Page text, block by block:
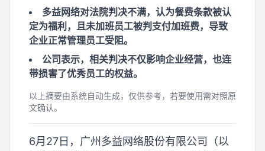
多益网络对法院判决不满，认为餐费条款被认
定为福利，且未加班员工被判支付加班费，导致
企业正常管理员工受阻。
公司表示，相关判决不仅影响企业经营，也连
带损害了优秀员工的权益。
以上摘要由系统自动生成，仅供参考，若要使用需对照原
文确认。
6月27日，广州多益网络股份有限公司（以